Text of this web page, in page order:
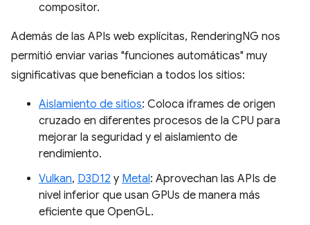
compositor.
Además de las APIs web explícitas, RenderingNG nos
permitió enviar varias "funciones automáticas" muy
significativas que benefician a todos los sitios:
Aislamiento de sitios: Coloca iframes de origen
cruzado en diferentes procesos de la CPU para
mejorar la seguridad y el aislamiento de
rendimiento.
Vulkan, D3D12 y Metal: Aprovechan las APIs de
nivel inferior que usan GPUs de manera más
eficiente que OpenGL.